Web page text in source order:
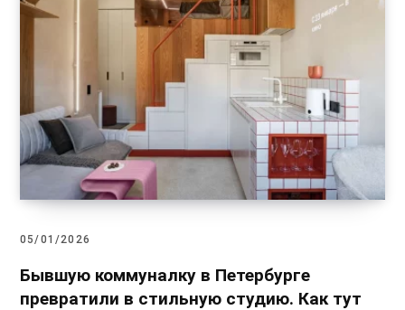
05/01/2026
Бывшую коммуналку в Петербурге
превратили в стильную студию. Как тут